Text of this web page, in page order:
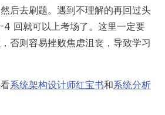
后去刷题。遇到不理解的再回过头
回就可以上考场了。这里一定要
否则容易挫败焦虑沮丧，导致学习
系统架构设计师红宝书和系统分析